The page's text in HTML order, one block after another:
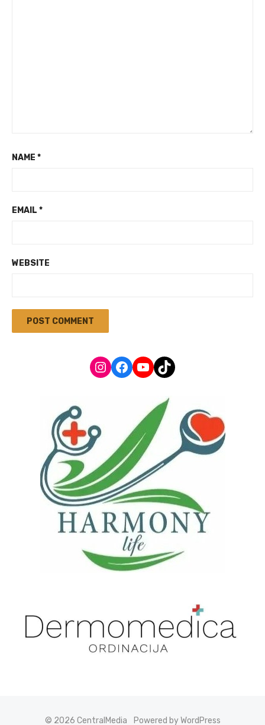
NAME *
EMAIL *
WEBSITE
Instagram
Facebook
YouTube
TikTok
© 2026 CentralMedia Powered by WordPress